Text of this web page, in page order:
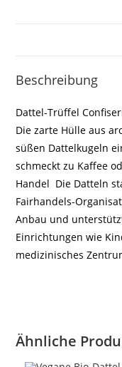
Beschreibung
Dattel-Trüffel
Die zarte Hülle aus
süßen Dattelkugeln
schmeckt zu Kaffee
Handel Die Datteln
Fairhandels-
Anbau und
Einrichtungen wie
medizinisches
Ähnliche